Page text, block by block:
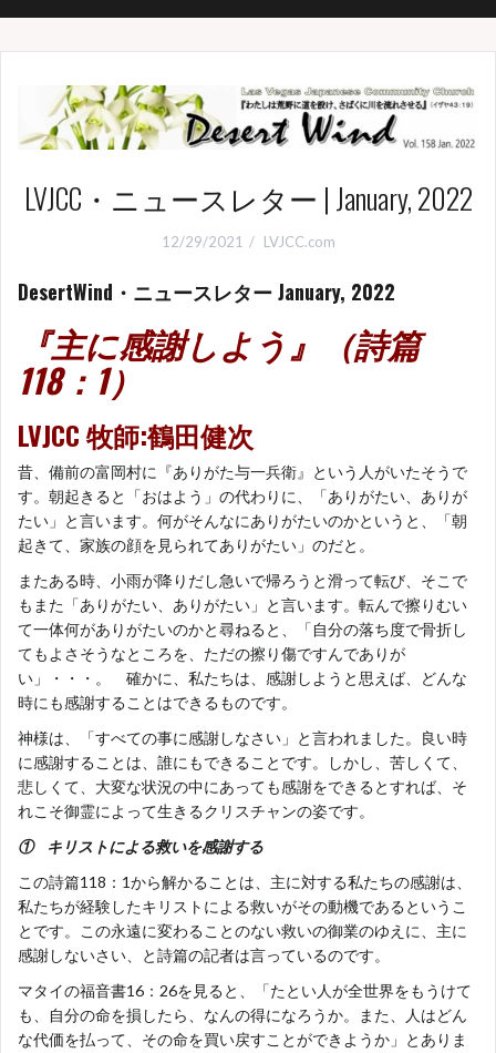
LVJCC・ニュースレター | January, 2022
12/29/2021 LVJCC.com
DesertWind・ニュースレター January, 2022
『主に感謝しよう』（詩篇
118：1）
LVJCC 牧師:鶴田健次
昔、備前の富岡村に『ありがた与一兵衛』という人がいたそうで
す。朝起きると「おはよう」の代わりに、「ありがたい、ありが
たい」と言います。何がそんなにありがたいのかというと、「朝
起きて、家族の顔を見られてありがたい」のだと。
またある時、小雨が降りだし急いで帰ろうと滑って転び、そこで
もまた「ありがたい、ありがたい」と言います。転んで擦りむい
て一体何がありがたいのかと尋ねると、「自分の落ち度で骨折し
てもよさそうなところを、ただの擦り傷ですんでありが
い」・・・。 確かに、私たちは、感謝しようと思えば、どんな
時にも感謝することはできるものです。
神様は、「すべての事に感謝しなさい」と言われました。良い時
に感謝することは、誰にもできることです。しかし、苦しくて、
悲しくて、大変な状況の中にあっても感謝をできるとすれば、そ
れこそ御霊によって生きるクリスチャンの姿です。
① キリストによる救いを感謝する
この詩篇118：1から解かることは、主に対する私たちの感謝は、
私たちが経験したキリストによる救いがその動機であるというこ
とです。この永遠に変わることのない救いの御業のゆえに、主に
感謝しないさい、と詩篇の記者は言っているのです。
マタイの福音書16：26を見ると、「たとい人が全世界をもうけて
も、自分の命を損したら、なんの得になろうか。また、人はどん
な代価を払って、その命を買い戻すことができようか」とありま